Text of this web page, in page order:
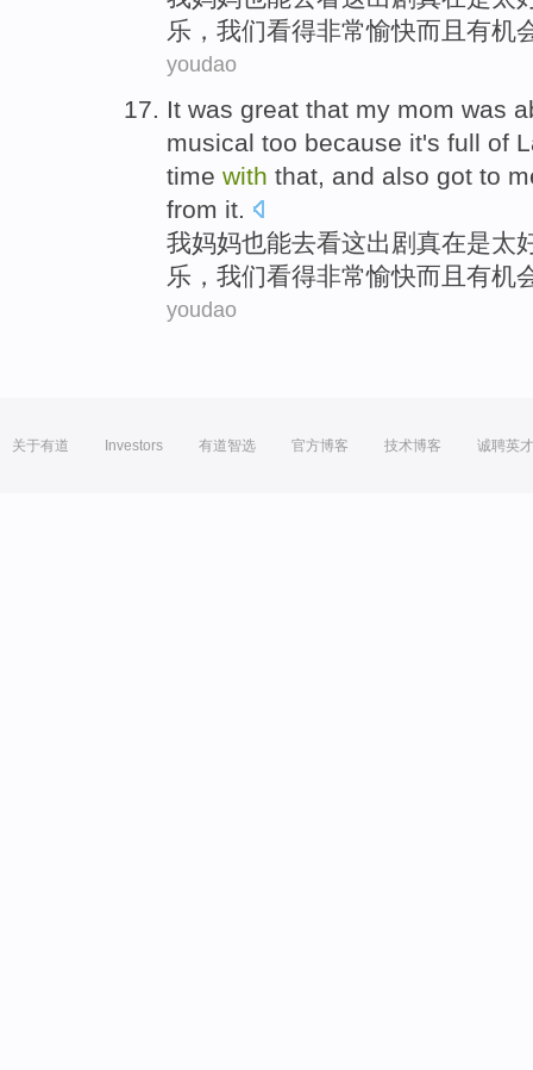
乐 ， 我们看得非常愉快而且 有机
youdao
It was great that my mom was
musical too because it's full of
time with that, and also got to
from it.
我妈妈也能去看这出剧真在是太
乐 ， 我们看得非常愉快而且 有机
youdao
关于有道 Investors 有道智选 官方博客 技术博客 诚聘英才